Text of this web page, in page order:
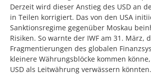
Derzeit wird dieser Anstieg des USD an
in Teilen korrigiert. Das von den USA
Sanktionsregime gegenüber Moskau
Risiken. So warnte der IWF am 31. März,
Fragmentierungen des globalen
kleinere Währungsblöcke kommen
USD als Leitwährung verwässern könnten.